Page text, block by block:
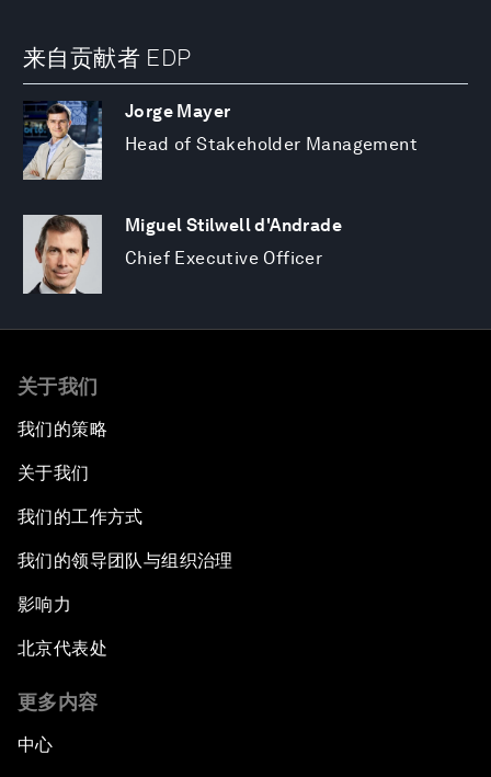
来自贡献者 EDP
Jorge Mayer
Head of Stakeholder Management
Miguel Stilwell d'Andrade
Chief Executive Officer
关于我们
我们的策略
关于我们
我们的工作方式
我们的领导团队与组织治理
影响力
北京代表处
更多内容
中心